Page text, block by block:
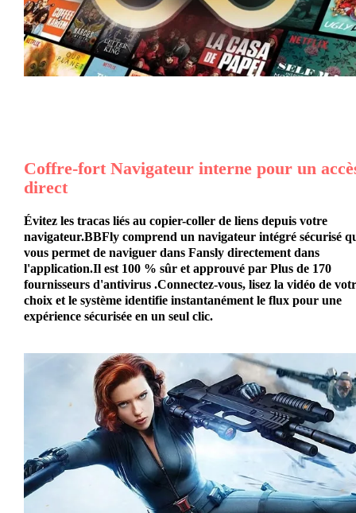
Coffre-fort Navigateur interne pour un
direct
Évitez les tracas liés au copier-coller de liens depuis votre
navigateur.BBFly comprend un navigateur intégré sécurisé
vous permet de naviguer dans Fansly directement dans
l'application.Il est 100 % sûr et approuvé par Plus de 170
fournisseurs d'antivirus .Connectez-vous, lisez la vidéo de
choix et le système identifie instantanément le flux pour une
expérience sécurisée en un seul clic.